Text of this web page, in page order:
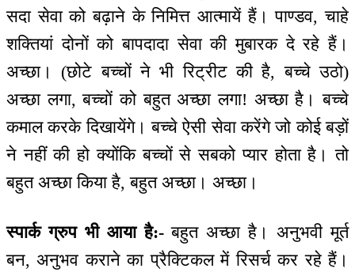
सदा सेवा को बढ़ाने के निमित्त आत्मायें हैं। पाण्डव, चाहे
शक्तियां दोनों को बापदादा सेवा की मुबारक दे रहे हैं।
अच्छा। (छोटे बच्चों ने भी रिट्रीट की है, बच्चे उठो)
अच्छा लगा, बच्चों को बहुत अच्छा लगा! अच्छा है। बच्चे
कमाल करके दिखायेंगे। बच्चे ऐसी सेवा करेंगे जो कोई बड़ों
ने नहीं की हो क्योंकि बच्चों से सबको प्यार होता है। तो
बहुत अच्छा किया है, बहुत अच्छा। अच्छा।
स्पार्क ग्रुप भी आया है:-बहुत अच्छा है। अनुभवी मूर्त
बन, अनुभव कराने का प्रैक्टिकल में रिसर्च कर रहे हैं।